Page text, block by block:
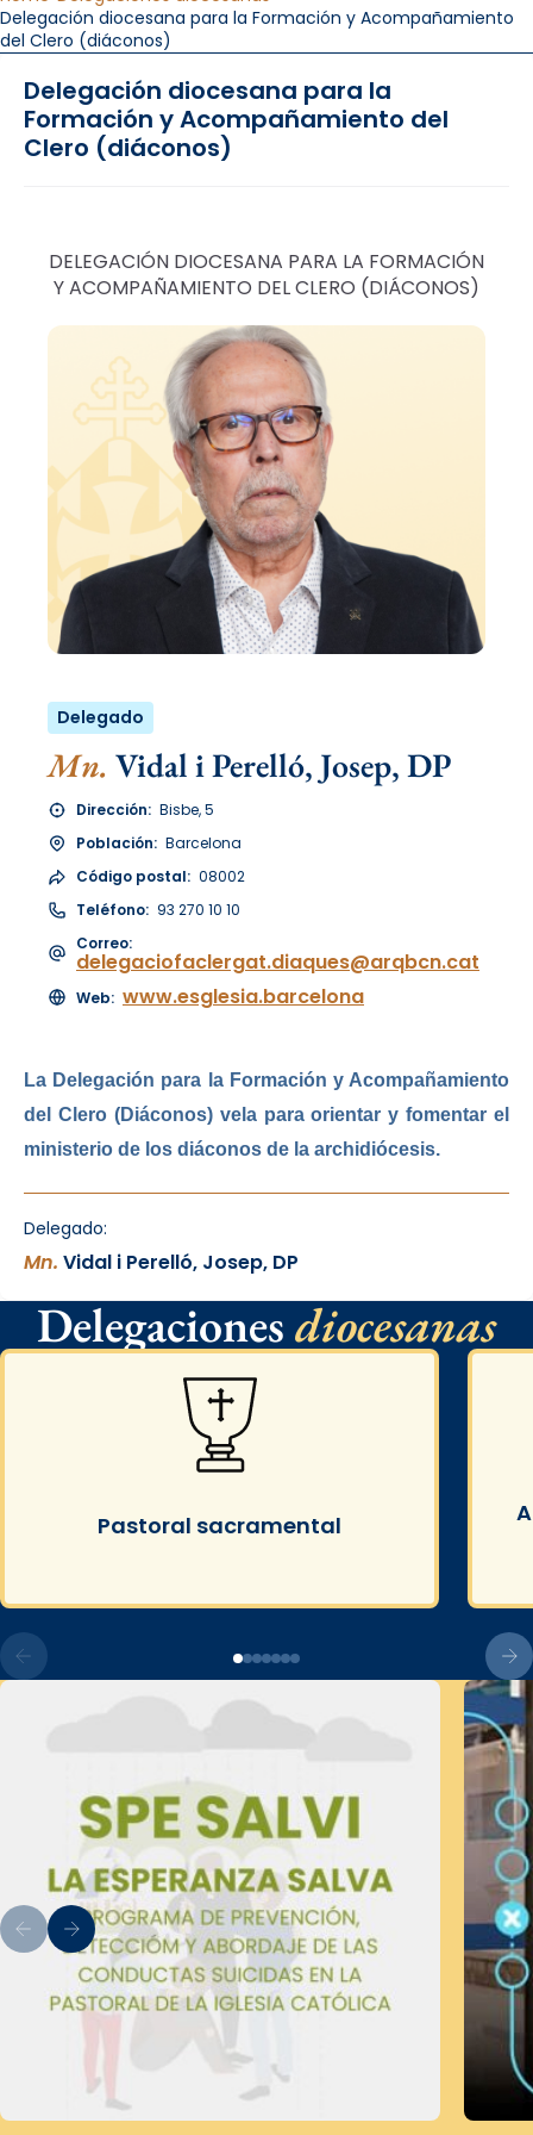
Delegación diocesana para la Formación y Acompañamiento
del Clero (diáconos)
Delegación diocesana para la
Formación y Acompañamiento del
Clero (diáconos)
DELEGACIÓN DIOCESANA PARA LA FORMACIÓN
Y ACOMPAÑAMIENTO DEL CLERO (DIÁCONOS)
Delegado
Mn. Vidal i Perelló, Josep, DP
Dirección: Bisbe, 5
Población: Barcelona
Código postal: 08002
Teléfono: 93 270 10 10
Correo:
delegaciofaclergat.diaques@arqbcn.cat
Web: www.esglesia.barcelona
La Delegación para la Formación y Acompañamiento
del Clero (Diáconos) vela para orientar y fomentar el
ministerio de los diáconos de la archidiócesis.
Delegado:
Mn. Vidal i Perelló, Josep, DP
Delegacionesdiocesanas
Pastoral sacramental